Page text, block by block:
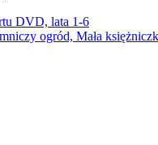
DVD, lata 1-6
ogród, Mała